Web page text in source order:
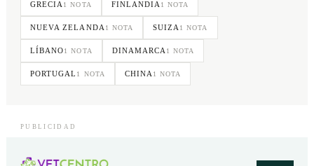
GRECIA 1 NOTA FINLANDIA 1 NOTA
NUEVA ZELANDA 1 NOTA SUIZA 1 NOTA
LÍBANO 1 NOTA DINAMARCA 1 NOTA
PORTUGAL 1 NOTA CHINA 1 NOTA
PUBLICIDAD